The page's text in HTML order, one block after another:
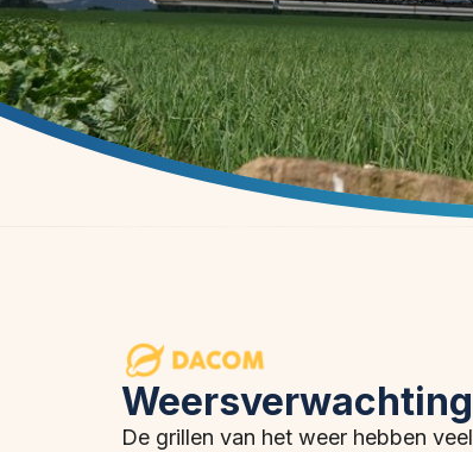
Weersverwachting
De grillen van het weer hebben veel